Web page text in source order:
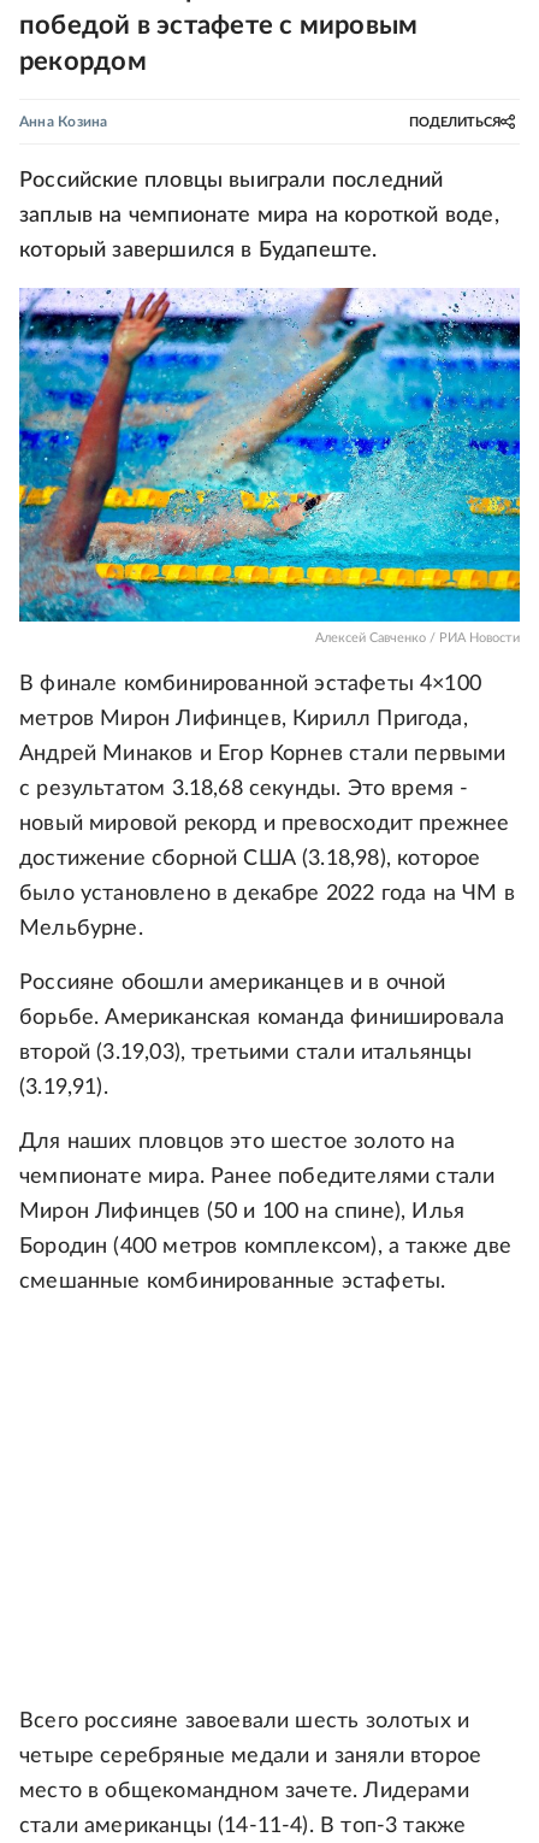
победой в эстафете с мировым
рекордом
Анна Козина ПОДЕЛИТЬСЯ
Российские пловцы выиграли последний
заплыв на чемпионате мира на короткой воде,
который завершился в Будапеште.
Алексей Савченко / РИА Новости
В финале комбинированной эстафеты 4×100
метров Мирон Лифинцев, Кирилл Пригода,
Андрей Минаков и Егор Корнев стали первыми
с результатом 3.18,68 секунды. Это время -
новый мировой рекорд и превосходит прежнее
достижение сборной США (3.18,98), которое
было установлено в декабре 2022 года на ЧМ в
Мельбурне.
Россияне обошли американцев и в очной
борьбе. Американская команда финишировала
второй (3.19,03), третьими стали итальянцы
(3.19,91).
Для наших пловцов это шестое золото на
чемпионате мира. Ранее победителями стали
Мирон Лифинцев (50 и 100 на спине), Илья
Бородин (400 метров комплексом), а также две
смешанные комбинированные эстафеты.
Всего россияне завоевали шесть золотых и
четыре серебряные медали и заняли второе
место в общекомандном зачете. Лидерами
стали американцы (14-11-4). В топ-3 также